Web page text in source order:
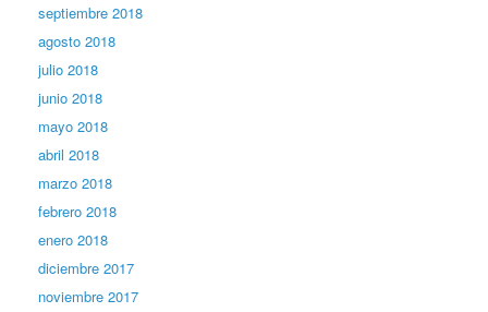
septiembre 2018
agosto 2018
julio 2018
junio 2018
mayo 2018
abril 2018
marzo 2018
febrero 2018
enero 2018
diciembre 2017
noviembre 2017